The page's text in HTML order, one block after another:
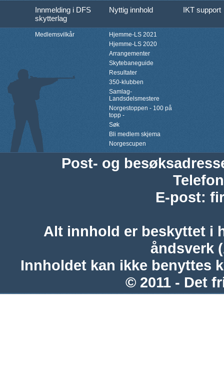
Innmelding i DFS
skytterlag
Nyttig innhold IKT support
Medlemsvilkår
Hjemme-LS 2021
Hjemme-LS 2020
Arrangementer
Skytebaneguide
Resultater
350-klubben
Samlag-
Landsdelsmestere
Norgestoppen - 100 på
topp -
Søk
Bli medlem skjema
Norgescupen
Post- og
Telefon
E-post:
Alt innhold er beskyttet i
åndsverk
Innholdet kan ikke benyttes
© 2011 - Det